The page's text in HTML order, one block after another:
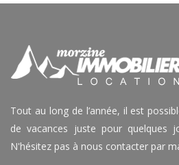
Tout au long de l’année, il est
de vacances juste pour quelques
N'hésitez pas à nous contacter par